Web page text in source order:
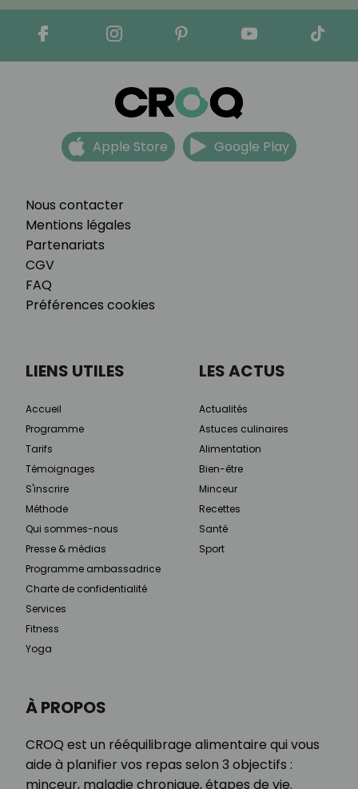
Nous contacter
Mentions légales
Partenariats
CGV
FAQ
Préférences cookies
Apple Store Google Play
À PROPOS
CROQ est un rééquilibrage alimentaire qui vous
aide à planifier vos repas selon 3 objectifs :
minceur, maladie chronique, étapes de vie.
LIENS UTILES
Accueil
Programme
Tarifs
Témoignages
S'inscrire
Méthode
Qui sommes-nous
Presse & médias
Programme ambassadrice
Charte de confidentialité
Services
Fitness
Yoga
LES ACTUS
Actualités
Astuces culinaires
Alimentation
Bien-être
Minceur
Recettes
Santé
Sport